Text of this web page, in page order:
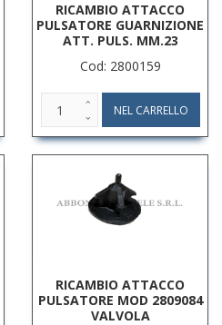
RICAMBIO ATTACCO
PULSATORE GUARNIZIONE
ATT. PULS. MM.23
Cod: 2800159
RICAMBIO ATTACCO
PULSATORE MOD 2809084
VALVOLA